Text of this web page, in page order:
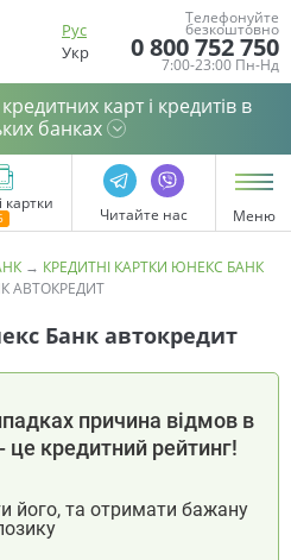
Рус
Укр
Телефонуйте
безкоштовно
0 800 752 750
7:00-23:00 Пн-Нд
карт і кредитів в
банках
картки
Читайте нас Меню
→ КРЕДИТНІ КАРТКИ ЮНЕКС БАНК
АВТОКРЕДИТ
Банк автокредит
причина відмов в
це кредитний рейтинг!
його, та отримати бажану